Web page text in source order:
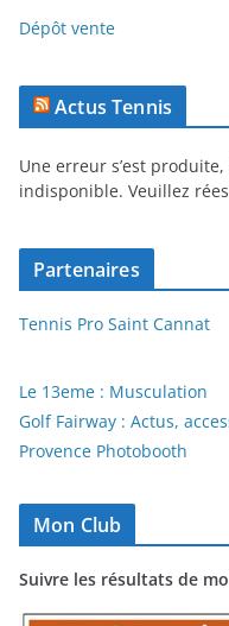
Dépôt vente
Actus Tennis
Une erreur s’est
indisponible. Veuillez
Partenaires
Tennis Pro Saint Cannat
Le 13eme : Musculation
Golf Fairway : Actus,
Provence Photobooth
Mon Club
Suivre les résultats de